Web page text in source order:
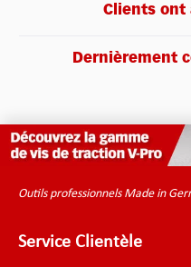
Clients ont
Dernièrement
Outils professionnels Made in
Service Clientèle